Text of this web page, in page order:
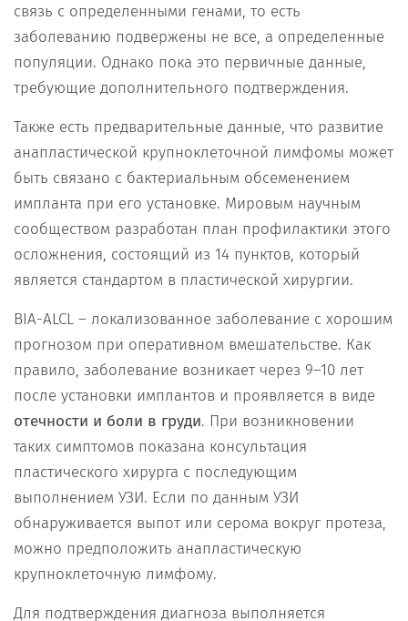
связь с определенными генами, то есть
заболеванию подвержены не все, а определенные
популяции. Однако пока это первичные данные,
требующие дополнительного подтверждения.
Также есть предварительные данные, что развитие
анапластической крупноклеточной лимфомы может
быть связано с бактериальным обсеменением
импланта при его установке. Мировым научным
сообществом разработан план профилактики этого
осложнения, состоящий из 14 пунктов, который
является стандартом в пластической хирургии.
BIA-ALCL – локализованное заболевание с хорошим
прогнозом при оперативном вмешательстве. Как
правило, заболевание возникает через 9–10 лет
после установки имплантов и проявляется в виде
отечности и боли в груди. При возникновении
таких симптомов показана консультация
пластического хирурга с последующим
выполнением УЗИ. Если по данным УЗИ
обнаруживается выпот или серома вокруг протеза,
можно предположить анапластическую
крупноклеточную лимфому.
Для подтверждения диагноза выполняется